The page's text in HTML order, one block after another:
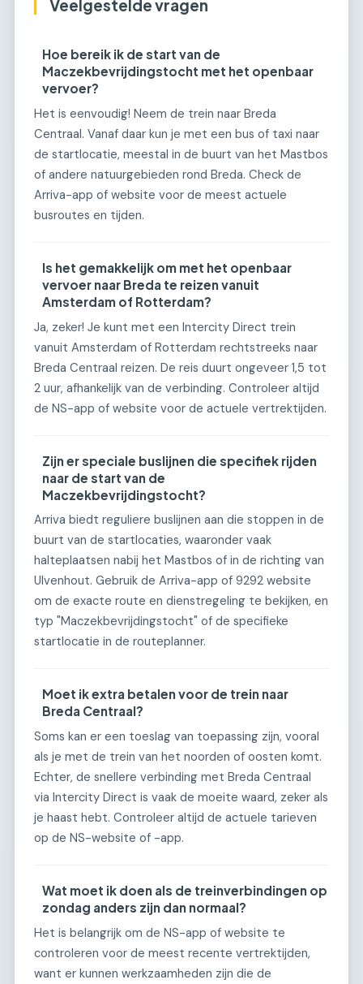
Veelgestelde vragen
Hoe bereik ik de start van de
Maczekbevrijdingstocht met het openbaar
vervoer?
Het is eenvoudig! Neem de trein naar Breda
Centraal. Vanaf daar kun je met een bus of taxi naar
de startlocatie, meestal in de buurt van het Mastbos
of andere natuurgebieden rond Breda. Check de
Arriva-app of website voor de meest actuele
busroutes en tijden.
Is het gemakkelijk om met het openbaar
vervoer naar Breda te reizen vanuit
Amsterdam of Rotterdam?
Ja, zeker! Je kunt met een Intercity Direct trein
vanuit Amsterdam of Rotterdam rechtstreeks naar
Breda Centraal reizen. De reis duurt ongeveer 1,5 tot
2 uur, afhankelijk van de verbinding. Controleer altijd
de NS-app of website voor de actuele vertrektijden.
Zijn er speciale buslijnen die specifiek rijden
naar de start van de
Maczekbevrijdingstocht?
Arriva biedt reguliere buslijnen aan die stoppen in de
buurt van de startlocaties, waaronder vaak
halteplaatsen nabij het Mastbos of in de richting van
Ulvenhout. Gebruik de Arriva-app of 9292 website
om de exacte route en dienstregeling te bekijken, en
typ "Maczekbevrijdingstocht" of de specifieke
startlocatie in de routeplanner.
Moet ik extra betalen voor de trein naar
Breda Centraal?
Soms kan er een toeslag van toepassing zijn, vooral
als je met de trein van het noorden of oosten komt.
Echter, de snellere verbinding met Breda Centraal
via Intercity Direct is vaak de moeite waard, zeker als
je haast hebt. Controleer altijd de actuele tarieven
op de NS-website of -app.
Wat moet ik doen als de treinverbindingen op
zondag anders zijn dan normaal?
Het is belangrijk om de NS-app of website te
controleren voor de meest recente vertrektijden,
want er kunnen werkzaamheden zijn die de